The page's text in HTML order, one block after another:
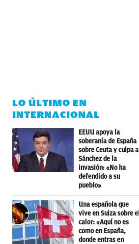
LO ÚLTIMO EN
INTERNACIONAL
EEUU apoya la
soberanía de España
sobre Ceuta y culpa a
Sánchez de la
invasión: «No ha
defendido a su
pueblo»
Una española que
vive en Suiza sobre el
calor: «Aquí no es
como en España,
donde entras en